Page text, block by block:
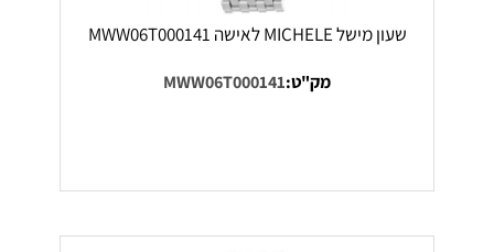
שעון מישל MICHELE לאישה MWW06T000141
מק"ט:MWW06T000141